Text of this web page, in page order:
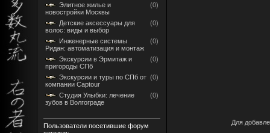
Элитное жилье и
новостройки Москвы
(0)
Детские аксессуары для
волос: виды и выбор
(0)
Инженерные системы
Ридан: автоматизация и монтаж
(0)
Экскурсии в Эрмитаж и
пригороды СПб
(0)
Экскурсии и туры по СПб от
компании Captour
(0)
Студия Улыбки: лечение
зубов в Волгограде
(0)
Пользователи посетившие форум
Для